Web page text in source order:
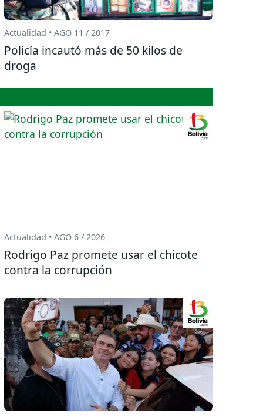
Actualidad • AGO 11 / 2017
Policía incautó más de 50 kilos de
droga
Actualidad • AGO 6 / 2026
Rodrigo Paz promete usar el chicote
contra la corrupción